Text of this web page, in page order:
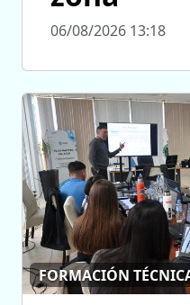
06/08/2026 13:18
FORMACIÓN